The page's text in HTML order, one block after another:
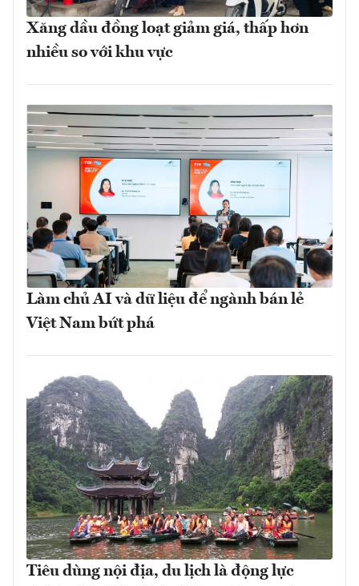
Xăng dầu đồng loạt giảm giá, thấp hơn
nhiều so với khu vực
Làm chủ AI và dữ liệu để ngành bán lẻ
Việt Nam bứt phá
Tiêu dùng nội địa, du lịch là động lực